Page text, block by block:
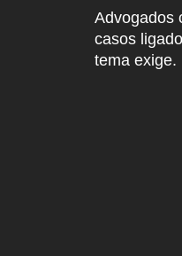
Advogados
casos
tema exige.